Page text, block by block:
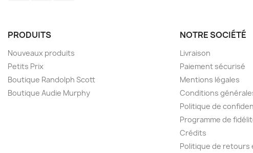
PRODUITS
Nouveaux produits
Petits Prix
Boutique Randolph Scott
Boutique Audie Murphy
NOTRE SOCIÉTÉ
Livraison
Paiement sécurisé
Mentions légales
Conditions
Politique de
Programme de
Crédits
Politique de